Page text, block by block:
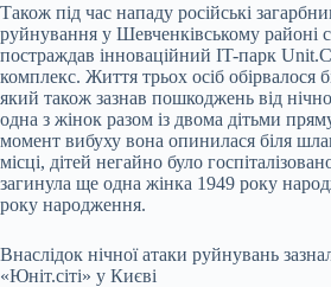
Також під час нападу російські
руйнування у Шевченківському районі
постраждав інноваційний IT-парк
комплекс. Життя трьох осіб обірвалося
який також зазнав пошкоджень від
одна з жінок разом із двома дітьми
момент вибуху вона опинилася біля
місці, дітей негайно було
загинула ще одна жінка 1949 року
року народження.
Внаслідок нічної атаки руйнувань
«Юніт.сіті» у Києві